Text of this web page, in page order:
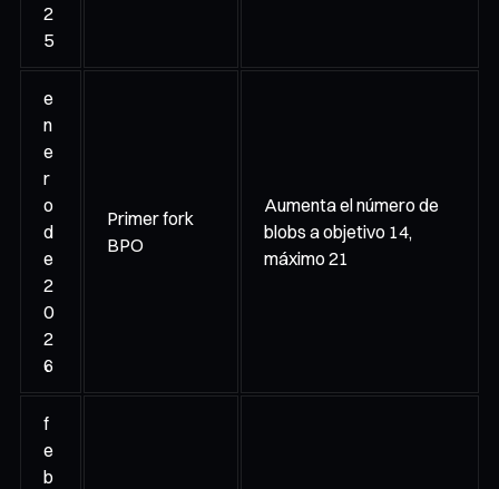
2
5
e
n
e
r
o
d
e
2
0
2
6
Primer fork
BPO
Aumenta el número de
blobs a objetivo 14,
máximo 21
f
e
b